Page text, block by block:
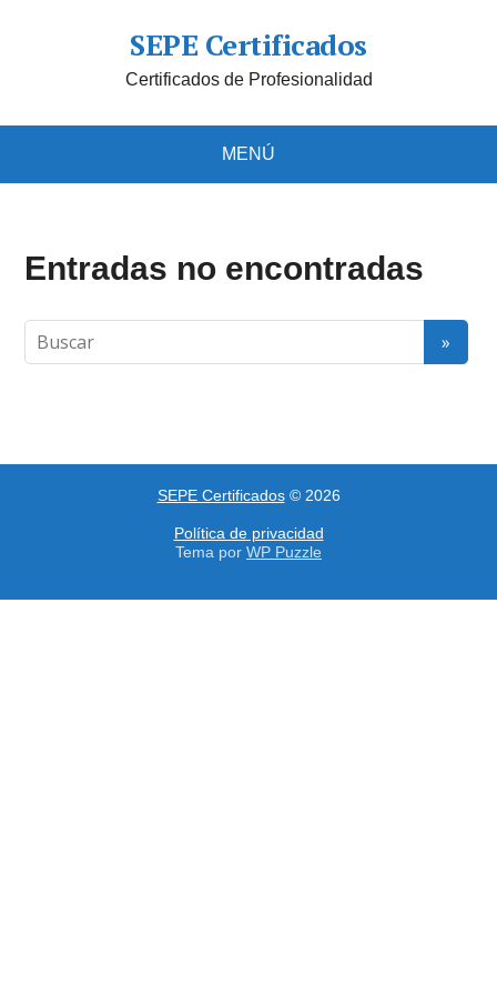
SEPE Certificados
Certificados de Profesionalidad
MENÚ
Entradas no encontradas
SEPE Certificados© 2026
Política de privacidad
Tema por WP Puzzle